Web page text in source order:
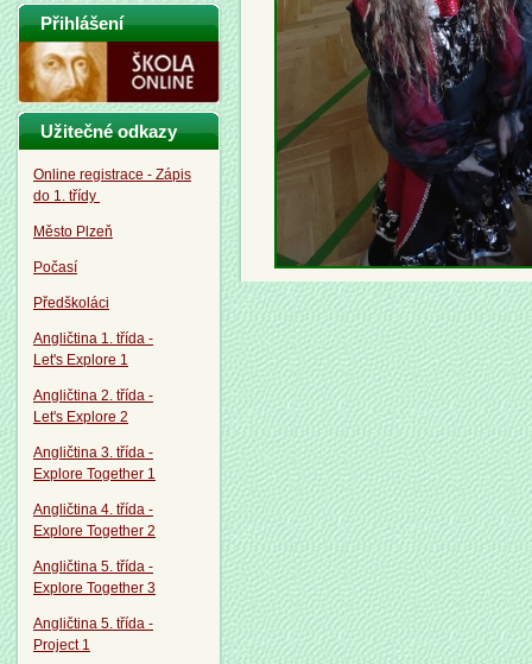
Přihlášení
Užitečné odkazy
Online registrace - Zápis
do 1. třídy
Město Plzeň
Počasí
Předškoláci
Angličtina 1. třída -
Let's Explore 1
Angličtina 2. třída -
Let's Explore 2
Angličtina 3. třída -
Explore Together 1
Angličtina 4. třída -
Explore Together 2
Angličtina 5. třída -
Explore Together 3
Angličtina 5. třída -
Project 1